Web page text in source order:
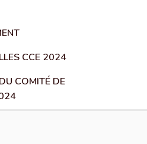
CCE 2024
COMITÉ DE